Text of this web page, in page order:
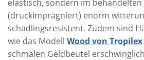
elastisch, sondern im behandelten
(druckimprägniert) enorm
schädlingsresistent. Zudem sind
wie das Modell Wood von Tropilex
schmalen Geldbeutel